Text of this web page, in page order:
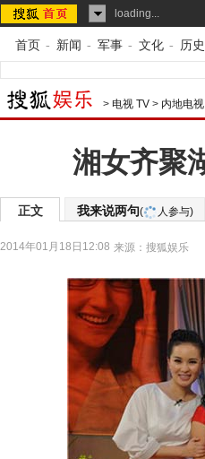
loading...
首页 - 新闻 - 军事 - 文化 - 历史
> 电视 TV > 内地电视
湘女齐聚
正文 我来说两句( 人参与)
2014年01月18日12:08 来源： 搜狐娱乐